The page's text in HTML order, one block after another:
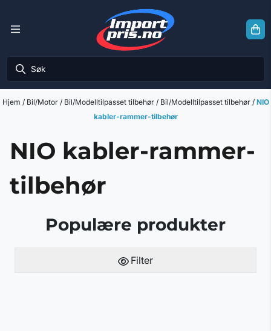
Hjem / Bil/Motor / Bil/Modelltilpasset tilbehør / Bil/Modelltilpasset tilbehør / NIO
kabler-rammer-tilbehør
NIO kabler-rammer-
tilbehør
Populære produkter
Filter